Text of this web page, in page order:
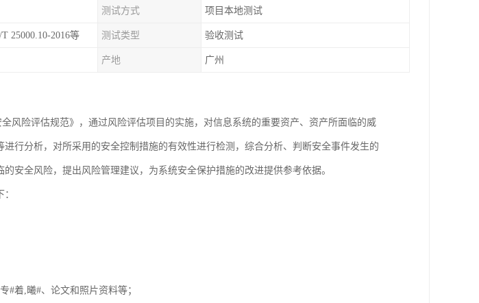
测试方式 项目本地测试
25000.10-2016等 测试类型 验收测试
产地 广州
风险评估规范》，通过风险评估项目的实施，对信息系统的重要资产、资产所面临的威
行分析，对所采用的安全控制措施的有效性进行检测，综合分析、判断安全事件发生的
安全风险，提出风险管理建议，为系统安全保护措施的改进提供参考依据。
#着,曦#、论文和照片资料等；